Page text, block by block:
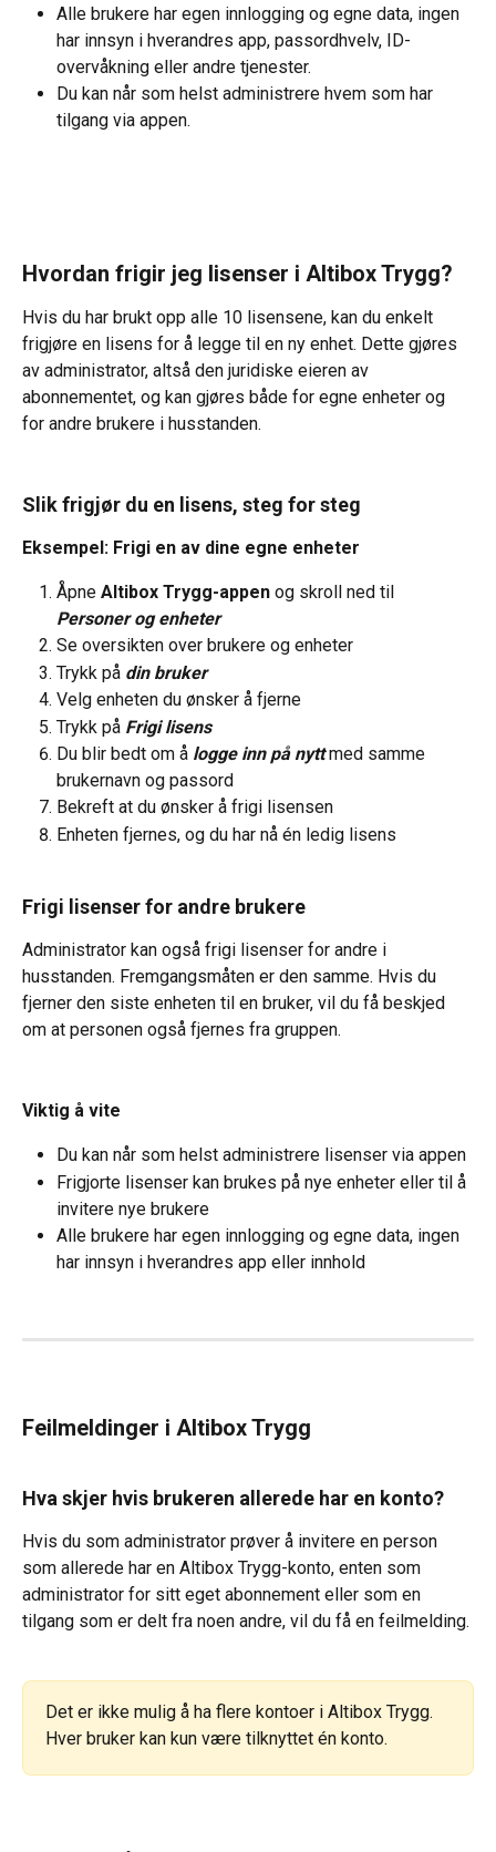
Alle brukere har egen innlogging og egne data, ingen
har innsyn i hverandres app, passordhvelv, ID-
overvåkning eller andre tjenester.
Du kan når som helst administrere hvem som har
tilgang via appen.
Hvordan frigir jeg lisenser i Altibox Trygg?
Hvis du har brukt opp alle 10 lisensene, kan du enkelt
frigjøre en lisens for å legge til en ny enhet. Dette gjøres
av administrator, altså den juridiske eieren av
abonnementet, og kan gjøres både for egne enheter og
for andre brukere i husstanden.
Slik frigjør du en lisens, steg for steg
Eksempel: Frigi en av dine egne enheter
Åpne Altibox Trygg-appen og skroll ned til
Personer og enheter
Se oversikten over brukere og enheter
Trykk på din bruker
Velg enheten du ønsker å fjerne
Trykk på Frigi lisens
Du blir bedt om å logge inn på nytt med samme
brukernavn og passord
Bekreft at du ønsker å frigi lisensen
Enheten fjernes, og du har nå én ledig lisens
Frigi lisenser for andre brukere
Administrator kan også frigi lisenser for andre i
husstanden. Fremgangsmåten er den samme. Hvis du
fjerner den siste enheten til en bruker, vil du få beskjed
om at personen også fjernes fra gruppen.
Viktig å vite
Du kan når som helst administrere lisenser via appen
Frigjorte lisenser kan brukes på nye enheter eller til å
invitere nye brukere
Alle brukere har egen innlogging og egne data, ingen
har innsyn i hverandres app eller innhold
Feilmeldinger i Altibox Trygg
Hva skjer hvis brukeren allerede har en konto?
Hvis du som administrator prøver å invitere en person
som allerede har en Altibox Trygg-konto, enten som
administrator for sitt eget abonnement eller som en
tilgang som er delt fra noen andre, vil du få en feilmelding.
Det er ikke mulig å ha flere kontoer i Altibox Trygg.
Hver bruker kan kun være tilknyttet én konto.